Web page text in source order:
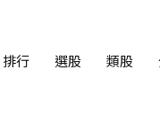
排行 選股 類股